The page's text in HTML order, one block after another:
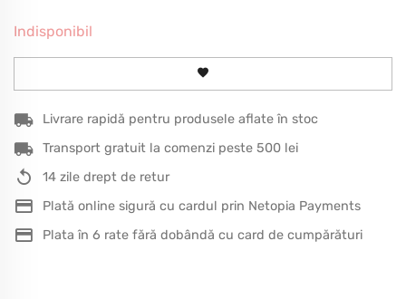
Indisponibil
Livrare rapidă pentru produsele aflate în stoc
Transport gratuit la comenzi peste 500 lei
14 zile drept de retur
Plată online sigură cu cardul prin Netopia Payments
Plata în 6 rate fără dobândă cu card de cumpărături